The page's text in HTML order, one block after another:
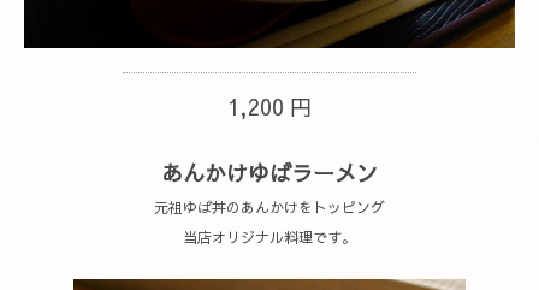
1,200 円
あんかけゆばラーメン
元祖ゆば丼のあんかけをトッピング
当店オリジナル料理です。